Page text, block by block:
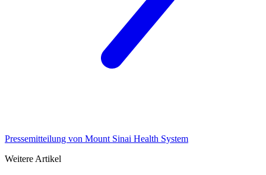
Pressemitteilung von Mount Sinai Health System
Weitere Artikel